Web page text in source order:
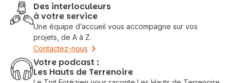
Des interloculeurs
à votre service
Une équipe d’accueil vous accompagne sur vos
projets, de A à Z.
Contactez-nous
Votre podcast :
Les Hauts de Terrenoire